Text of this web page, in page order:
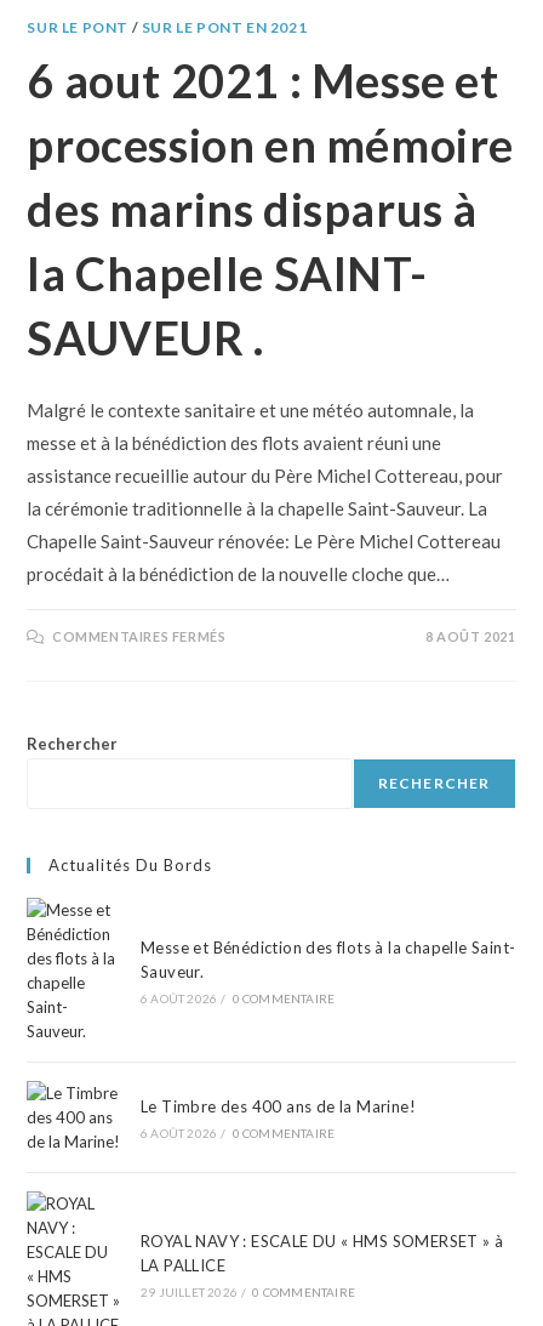
SUR LE PONT / SUR LE PONT EN 2021
6 aout 2021 : Messe et
procession en mémoire
des marins disparus à
la Chapelle SAINT-
SAUVEUR .
Malgré le contexte sanitaire et une météo automnale, la
messe et à la bénédiction des flots avaient réuni une
assistance recueillie autour du Père Michel Cottereau, pour
la cérémonie traditionnelle à la chapelle Saint-Sauveur. La
Chapelle Saint-Sauveur rénovée: Le Père Michel Cottereau
procédait à la bénédiction de la nouvelle cloche que…
COMMENTAIRES FERMÉS 8 AOÛT 2021
Rechercher
RECHERCHER
Actualités Du Bords
Messe et Bénédiction des flots à la chapelle Saint-
Sauveur.
6 AOÛT 2026 / 0 COMMENTAIRE
Le Timbre des 400 ans de la Marine!
6 AOÛT 2026 / 0 COMMENTAIRE
ROYAL NAVY : ESCALE DU « HMS SOMERSET » à
LA PALLICE
29 JUILLET 2026 / 0 COMMENTAIRE